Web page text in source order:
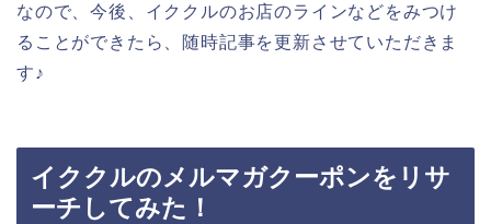
なので、今後、イククルのお店のラインなどをみつけ
ることができたら、随時記事を更新させていただきま
す♪
イククルのメルマガクーポンをリサ
ーチしてみた！